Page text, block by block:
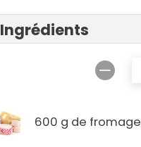
Ingrédients
600 g de fromage